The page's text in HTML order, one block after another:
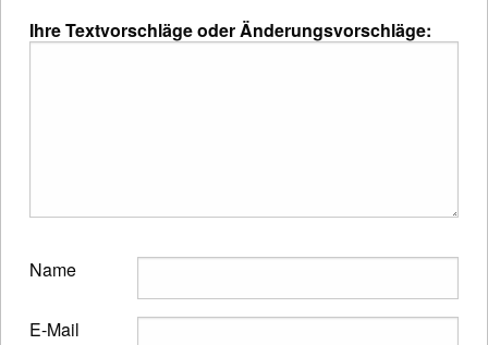
Ihre Textvorschläge oder Änderungsvorschläge:
Name
E-Mail